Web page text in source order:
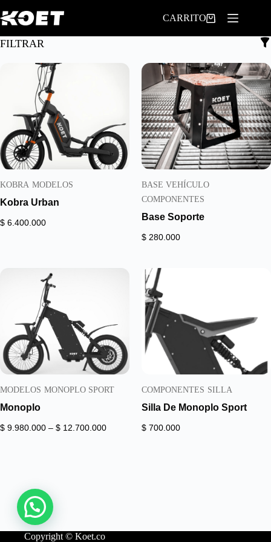
al
contenido
CARRITO
FILTRAR
KOBRA MODELOS
Kobra Urban
$ 6.400.000
BASE VEHÍCULO
COMPONENTES
Base Soporte
$ 280.000
MODELOS MONOPLO SPORT
Monoplo
$ 9.980.000 – $ 12.700.000Rango
COMPONENTES SILLA
Silla De Monoplo Sport
$ 700.000
Copyright © Koet.co